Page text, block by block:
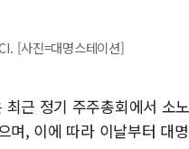
[사진=대명스테이션]
최근 정기 주주총회에서 소
며, 이에 따라 이날부터 대